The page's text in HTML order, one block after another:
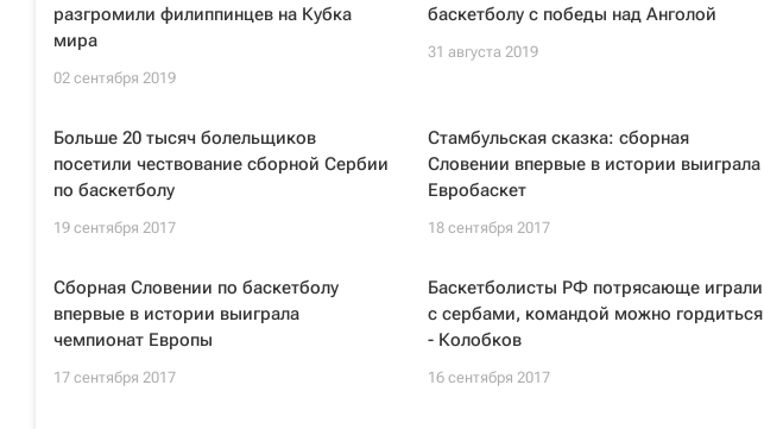
разгромили филиппинцев на Кубка
мира
02 сентября 2019
баскетболу с победы над Анголой
31 августа 2019
Больше 20 тысяч болельщиков
посетили чествование сборной Сербии
по баскетболу
19 сентября 2017
Стамбульская сказка: сборная
Словении впервые в истории выиграла
Евробаскет
18 сентября 2017
Сборная Словении по баскетболу
впервые в истории выиграла
чемпионат Европы
17 сентября 2017
Баскетболисты РФ потрясающе играли
с сербами, командой можно гордиться
- Колобков
16 сентября 2017